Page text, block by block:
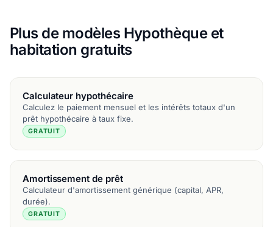
Plus de modèles Hypothèque et
habitation gratuits
Calculateur hypothécaire
Calculez le paiement mensuel et les intérêts totaux d'un
prêt hypothécaire à taux fixe.
GRATUIT
Amortissement de prêt
Calculateur d'amortissement générique (capital, APR,
durée).
GRATUIT